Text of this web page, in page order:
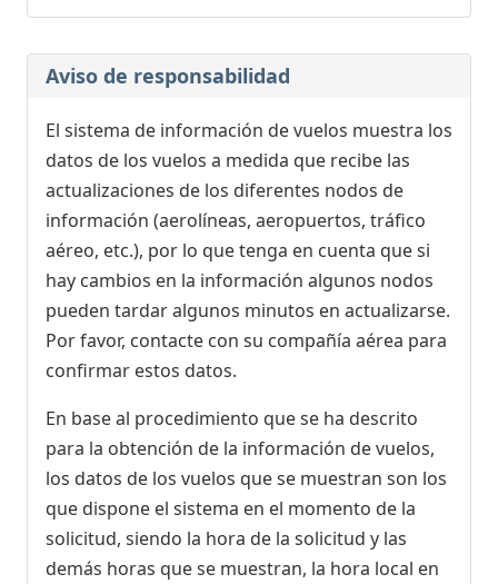
Aviso de responsabilidad
El sistema de información de vuelos muestra los
datos de los vuelos a medida que recibe las
actualizaciones de los diferentes nodos de
información (aerolíneas, aeropuertos, tráfico
aéreo, etc.), por lo que tenga en cuenta que si
hay cambios en la información algunos nodos
pueden tardar algunos minutos en actualizarse.
Por favor, contacte con su compañía aérea para
confirmar estos datos.
En base al procedimiento que se ha descrito
para la obtención de la información de vuelos,
los datos de los vuelos que se muestran son los
que dispone el sistema en el momento de la
solicitud, siendo la hora de la solicitud y las
demás horas que se muestran, la hora local en